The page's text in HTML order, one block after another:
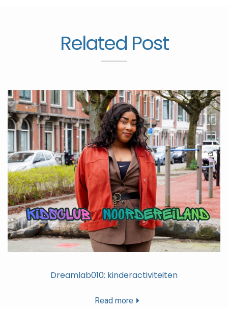
Related Post
Dreamlab010: kinderactiviteiten
Read more